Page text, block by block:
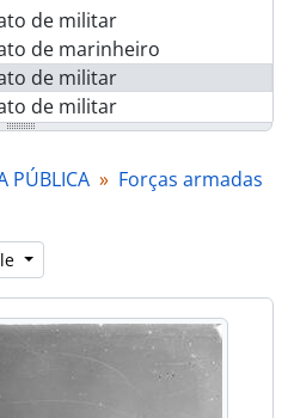
de militar
de marinheiro
de militar
de militar
de marinheiro
de marinheiro
de militar
de militar
de militar
de militar
de militares da GNR
de militar
de militar
R.C.5
PÚBLICA
Forças armadas